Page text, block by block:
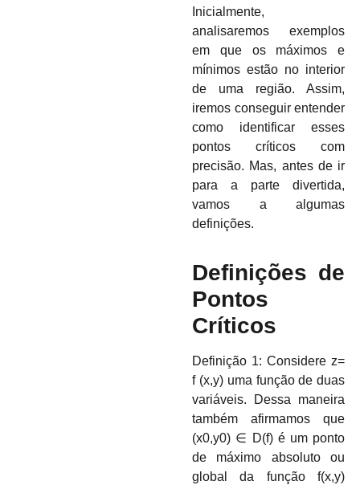
Inicialmente,
analisaremos exemplos
em que os máximos e
mínimos estão no interior
de uma região. Assim,
iremos conseguir entender
como identificar esses
pontos críticos com
precisão. Mas, antes de ir
para a parte divertida,
vamos a algumas
definições.
Definições de
Pontos
Críticos
Definição 1: Considere z=
f (x,y) uma função de duas
variáveis. Dessa maneira
também afirmamos que
(x0,y0) ∈ D(f) é um ponto
de máximo absoluto ou
global da funçãof(x,y)